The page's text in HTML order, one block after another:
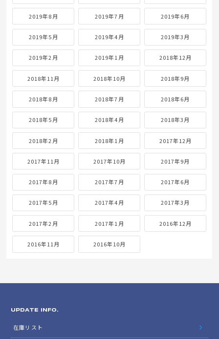
2019年8月 2019年7月 2019年6月
2019年5月 2019年4月 2019年3月
2019年2月 2019年1月 2018年12月
2018年11月 2018年10月 2018年9月
2018年8月 2018年7月 2018年6月
2018年5月 2018年4月 2018年3月
2018年2月 2018年1月 2017年12月
2017年11月 2017年10月 2017年9月
2017年8月 2017年7月 2017年6月
2017年5月 2017年4月 2017年3月
2017年2月 2017年1月 2016年12月
2016年11月 2016年10月
UPDATE INFO.
在庫リスト